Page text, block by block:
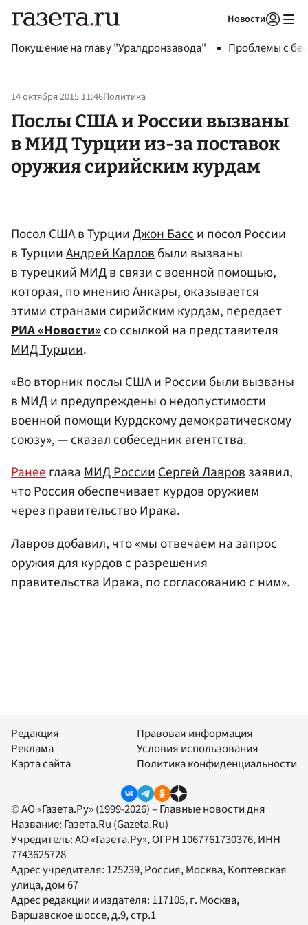
Новости
Покушение на главу "Уралдронзавода" Проблемы с
14 октября 2015 11:46Политика
Послы США и России вызваны
в МИД Турции из-за поставок
оружия сирийским курдам
Посол США в ТурцииДжон Басси посол России
в ТурцииАндрей Карловбыли вызваны
в турецкий МИД в связи с военной помощью,
которая, по мнению Анкары, оказывается
этими странами сирийским курдам, передает
РИА «Новости»со ссылкой на представителя
МИД Турции.
«Во вторник послы США и России были вызваны
в МИД и предупреждены о недопустимости
военной помощи Курдскому демократическому
союзу», — сказал собеседник агентства.
РанееглаваМИД РоссииСергей Лавровзаявил,
что Россия обеспечивает курдов оружием
через правительство Ирака.
Лавров добавил, что «мы отвечаем на запрос
оружия для курдов с разрешения
правительства Ирака, по согласованию с ним».
Редакция
Реклама
Карта сайта
Правовая информация
Условия использования
Политика конфиденциальности
© АО «Газета.Ру» (1999-2026) – Главные новости дня
Название: Газета.Ru (Gazeta.Ru)
Учредитель:АО «Газета.Ру», ОГРН 1067761730376, ИНН
7743625728
Адрес учредителя: 125239, Россия, Москва, Коптевская
улица, дом 67
Адрес редакции и издателя: 117105, г. Москва,
Варшавское шоссе, д.9, стр.1